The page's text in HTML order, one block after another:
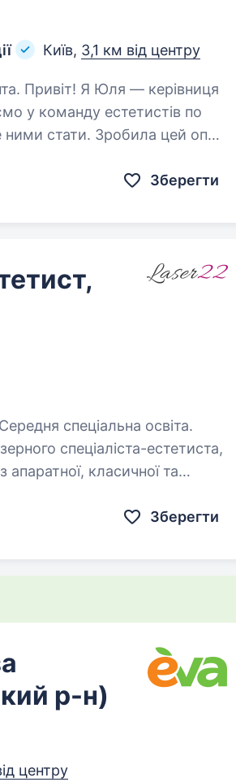
Київ, 3,1 км від центру
у команду естетистів по
цей опис
Зберегти
спеціальна освіта.
спеціаліста-естетиста,
класичної та
Зберегти
р-н)
центру